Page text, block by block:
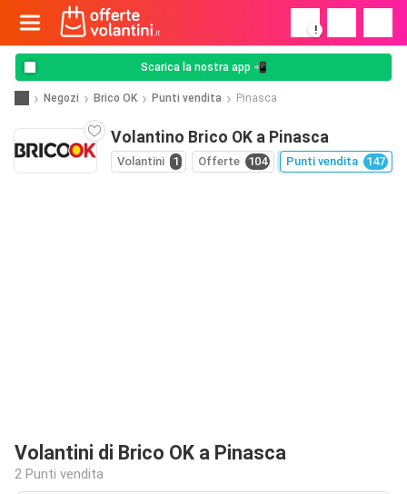
!
Scarica la nostra app 📲
Negozi Brico OK Punti vendita Pinasca
Volantino Brico OK a Pinasca
Volantini 1 Offerte 104 Punti vendita 147
Volantini di Brico OK a Pinasca
2 Punti vendita